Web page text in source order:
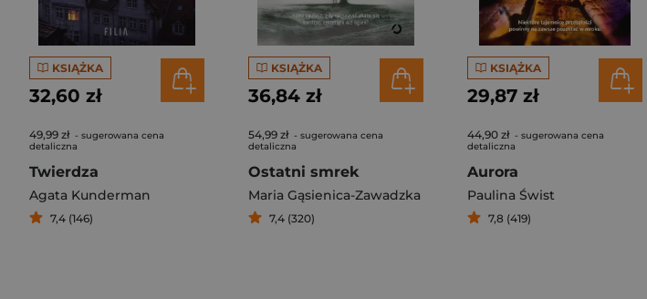
KSIĄŻKA
32,60 zł
49,99 zł - sugerowana cena
detaliczna
Twierdza
Agata Kunderman
7,4 (146)
KSIĄŻKA
36,84 zł
54,99 zł - sugerowana cena
detaliczna
Ostatni smrek
Maria Gąsienica-Zawadzka
7,4 (320)
KSIĄŻKA
29,87 zł
44,90 zł - sugerowana cena
detaliczna
Aurora
Paulina Świst
7,8 (419)